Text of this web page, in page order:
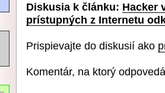
Diskusia k článku: Hacker
prístupných z Internetu
Prispievajte do diskusií ako
Komentár, na ktorý